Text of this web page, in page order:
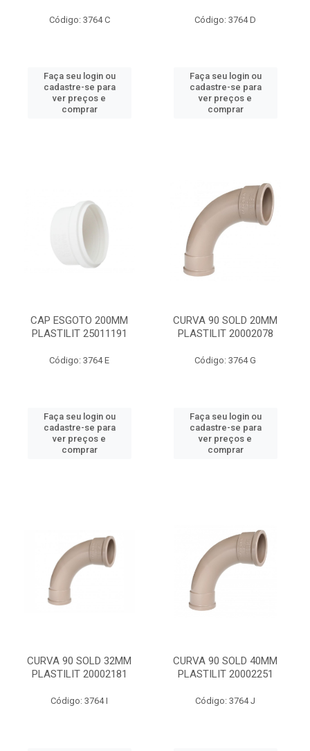
Código: 3764 C
Faça seu login ou
cadastre-se para
ver preços e
comprar
Código: 3764 D
Faça seu login ou
cadastre-se para
ver preços e
comprar
CAP ESGOTO 200MM
PLASTILIT 25011191
Código: 3764 E
Faça seu login ou
cadastre-se para
ver preços e
comprar
CURVA 90 SOLD 20MM
PLASTILIT 20002078
Código: 3764 G
Faça seu login ou
cadastre-se para
ver preços e
comprar
CURVA 90 SOLD 32MM
PLASTILIT 20002181
Código: 3764 I
CURVA 90 SOLD 40MM
PLASTILIT 20002251
Código: 3764 J